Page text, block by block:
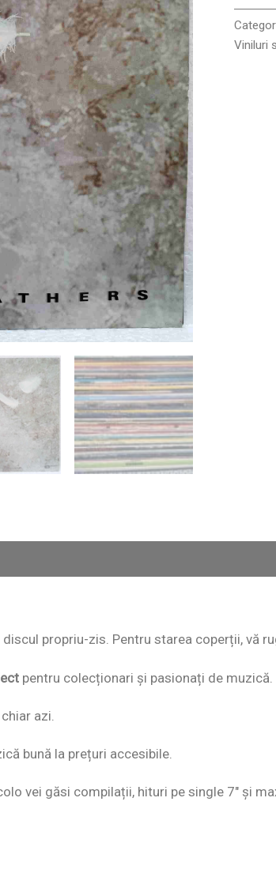
Viniluri
propriu-zis. Pentru starea coperții, vă
pentru colecționari și pasionați de muzică.
azi.
bună la prețuri accesibile.
vei găsi compilații, hituri pe single 7″ și